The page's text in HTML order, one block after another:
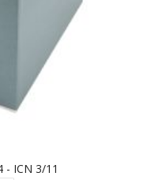
- ICN 3/11